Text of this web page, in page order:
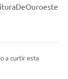
a curtir esta